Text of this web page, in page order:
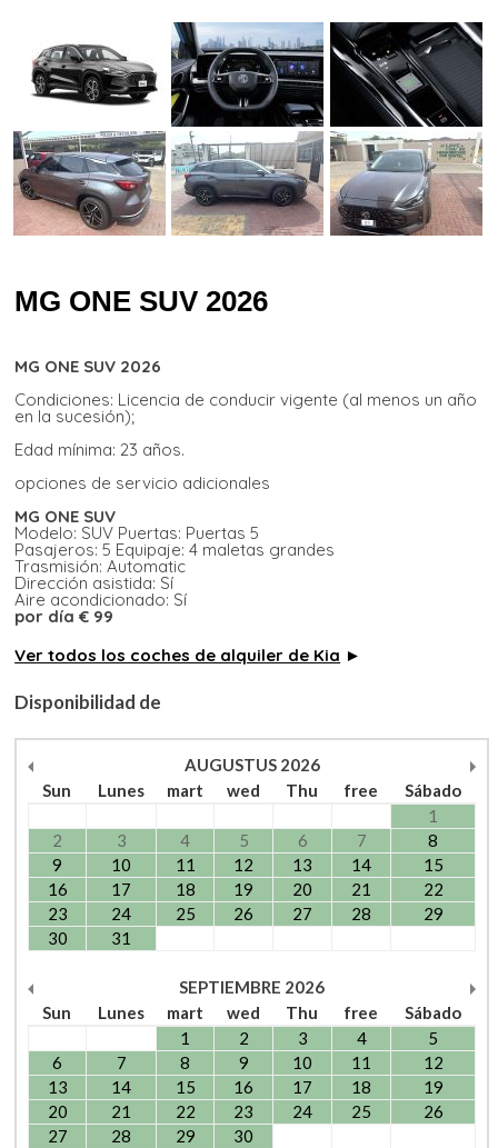
MG ONE SUV 2026
MG ONE SUV 2026
Condiciones: Licencia de conducir vigente (al menos un año
en la sucesión);
Edad mínima: 23 años.
opciones de servicio adicionales
MG ONE SUV
Modelo: SUV Puertas: Puertas 5
Pasajeros: 5 Equipaje: 4 maletas grandes
Trasmisión: Automatic
Dirección asistida: Sí
Aire acondicionado: Sí
por día € 99
Ver todos los coches de alquiler de Kia ►
Disponibilidad de
AUGUSTUS 2026
Sun
Lunes mart wed Thu free
Sábado
1
2
3 4 5 6 7
8
9
10 11 12 13 14
15
16
17 18 19 20 21
22
23
24 25 26 27 28
29
30
31
SEPTIEMBRE 2026
Sun
Lunes mart wed Thu free
Sábado
1
2 3 4
5
6
7 8 9 10 11
12
13
14 15 16 17 18
19
20
21 22 23 24 25
26
27
28 29 30